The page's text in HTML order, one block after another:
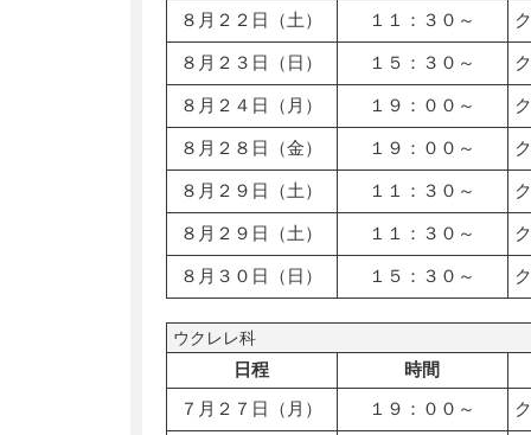
８月２２日（土） １１：３０～
８月２３日（日） １５：３０～
８月２４日（月） １９：００～
８月２８日（金） １９：００～
８月２９日（土） １１：３０～
８月２９日（土） １１：３０～
８月３０日（日） １５：３０～
ウクレレ科
日程
時間
７月２７日（月）
１９：００～